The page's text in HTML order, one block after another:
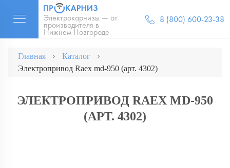
Электрокарнизы — от
производителя в
Нижнем Новгороде
8 (800) 600-23-38
Главная
Каталог
Электропривод Raex md-950 (арт. 4302)
ЭЛЕКТРОПРИВОД RAEX MD-950
(АРТ. 4302)